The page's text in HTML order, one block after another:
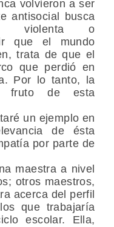
volvieron a ser
antisocial busca
violenta o
que el mundo
trata de que el
que perdió en
Por lo tanto, la
fruto de esta
un ejemplo en
de ésta
por parte de
maestra a nivel
otros maestros,
acerca del perfil
que trabajaría
escolar. Ella,